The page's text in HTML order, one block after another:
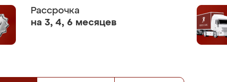
Рассрочка
на 3, 4, 6 месяцев